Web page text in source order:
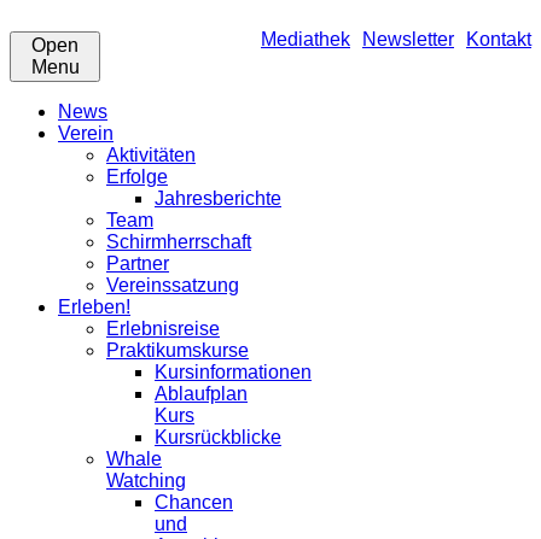
Mediathek Newsletter Kontakt
Open
Menu
News
Verein
Aktivitäten
Erfolge
Jahresberichte
Team
Schirmherrschaft
Partner
Vereinssatzung
Erleben!
Erlebnisreise
Praktikumskurse
Kursinformationen
Ablaufplan
Kurs
Kursrückblicke
Whale
Watching
Chancen
und